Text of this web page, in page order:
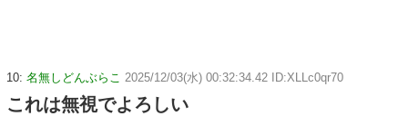
10: 名無しどんぶらこ 2025/12/03(水) 00:32:34.42 ID:XLLc0qr70
これは無視でよろしい